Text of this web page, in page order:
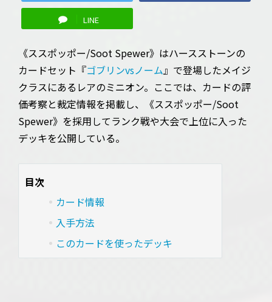
LINE
《ススポッポー/Soot Spewer》はハースストーンの
カードセット『ゴブリンvsノーム』で登場したメイジ
クラスにあるレアのミニオン。ここでは、カードの評
価考察と裁定情報を掲載し、《ススポッポー/Soot
Spewer》を採用してランク戦や大会で上位に入った
デッキを公開している。
目次
カード情報
入手方法
このカードを使ったデッキ